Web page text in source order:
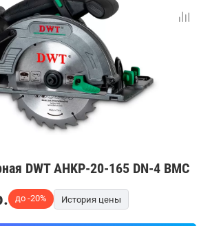
DWT AHKP-20-165 DN-4 BMC
до -20% История цены